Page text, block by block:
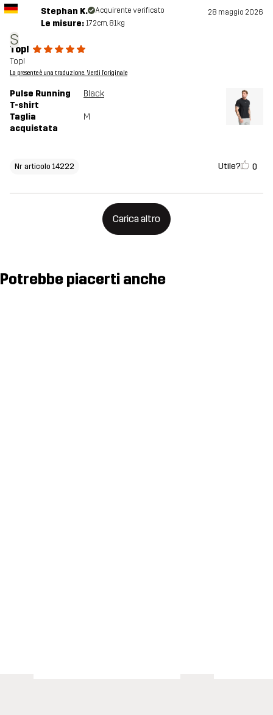
S
Stephan K. Acquirente verificato 28 maggio 2026
Le misure: 172cm, 81kg
Top!
Top!
La presente è una traduzione. Verdi l'originale
Pulse Running
T-shirt
Black
Taglia
acquistata
M
Nr articolo 14222 Utile? 0
Carica altro
Potrebbe piacerti anche